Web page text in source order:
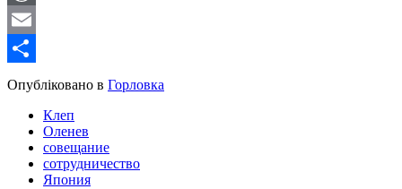
WordPress
Email
Share
Опубліковано в Горловка
Клеп
Оленев
совещание
сотрудничество
Япония